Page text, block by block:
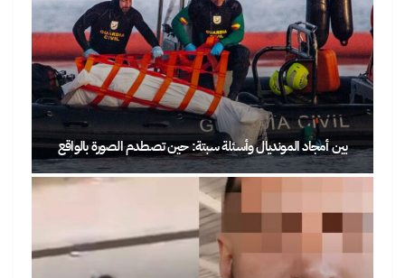
بين أمجاد المونديال وأسئلة سبتة: حين تصطدم الصورة بالواقع